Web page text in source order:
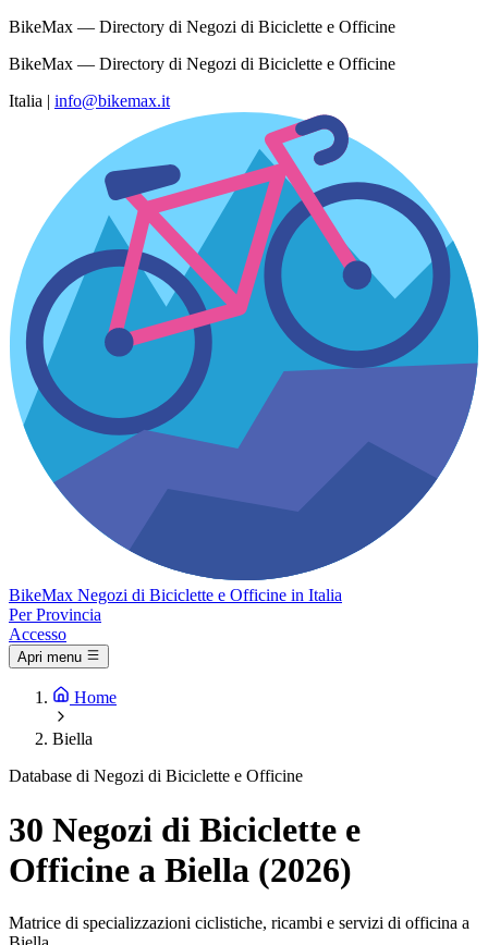
BikeMax — Directory di Negozi di Biciclette e Officine
BikeMax — Directory di Negozi di Biciclette e Officine
Italia | info@bikemax.it
BikeMax Negozi di Biciclette e Officine in Italia
Per Provincia
Accesso
Apri menu
Home
Biella
Database di Negozi di Biciclette e Officine
30 Negozi di Biciclette e
Officine a Biella (2026)
Matrice di specializzazioni ciclistiche, ricambi e servizi di officina a